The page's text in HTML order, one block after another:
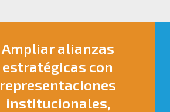
Ampliar alianzas
estratégicas con
representaciones
institucionales,